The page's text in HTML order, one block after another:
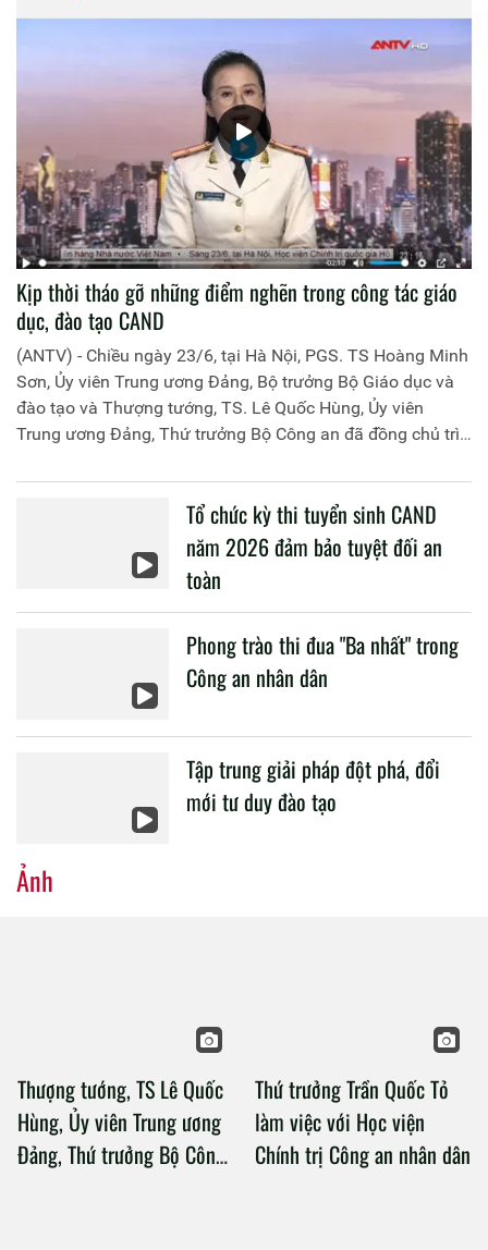
viện Chính trị Công an nhân dân xin trân trọng giới thiệu
Kịp thời tháo gỡ những điểm nghẽn trong công tác giáo
dục, đào tạo CAND
(ANTV) - Chiều ngày 23/6, tại Hà Nội, PGS. TS Hoàng Minh
Sơn, Ủy viên Trung ương Đảng, Bộ trưởng Bộ Giáo dục và
đào tạo và Thượng tướng, TS. Lê Quốc Hùng, Ủy viên
Trung ương Đảng, Thứ trưởng Bộ Công an đã đồng chủ trì
liên quan đến công tác giáo dục và đào tạo của lực lượng
Tổ chức kỳ thi tuyển sinh CAND
năm 2026 đảm bảo tuyệt đối an
toàn
Phong trào thi đua "Ba nhất" trong
Công an nhân dân
Tập trung giải pháp đột phá, đổi
mới tư duy đào tạo
Ảnh
Thượng tướng, TS Lê Quốc
Hùng, Ủy viên Trung ương
Đảng, Thứ trưởng Bộ Công
Thứ trưởng Trần Quốc Tỏ
làm việc với Học viện
Chính trị Công an nhân dân